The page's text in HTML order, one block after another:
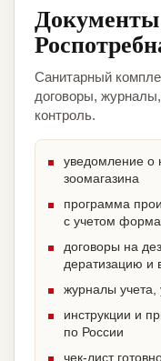
Санитарный
договоры,
контроль.
уведомление о
зоомагазина
программа
с учетом
договоры на
дератизацию и
журналы учета,
инструкции и
по России
чек-лист